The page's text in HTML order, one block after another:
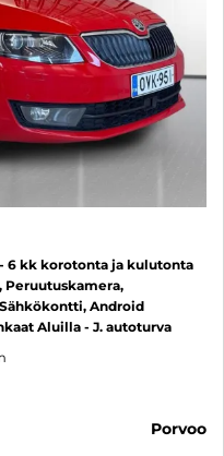
- 6 kk korotonta ja kulutonta
Peruutuskamera,
Android
Aluilla - J. autoturva
porvoo